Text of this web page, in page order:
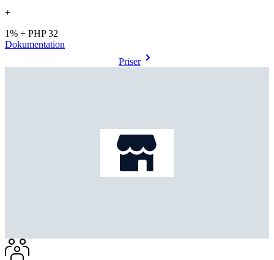
+
1% + PHP 32
Dokumentation
Priser